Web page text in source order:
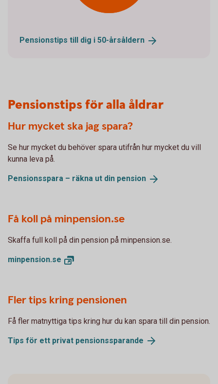
Pensionstips till dig i 50-årsåldern
Pensionstips för alla åldrar
Hur mycket ska jag spara?
Se hur mycket du behöver spara utifrån hur mycket du vill
kunna leva på.
Pensionsspara – räkna ut din pension
Få koll på minpension.se
Skaffa full koll på din pension på minpension.se.
minpension.se
Fler tips kring pensionen
Få fler matnyttiga tips kring hur du kan spara till din pension.
Tips för ett privat pensionssparande